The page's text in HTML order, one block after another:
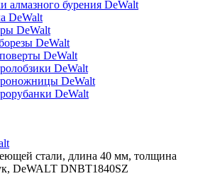
алмазного бурения DeWalt
DeWalt
DeWalt
DeWalt
DeWalt
DeWalt
DeWalt
DeWalt
стали, длина 40 мм, толщина
DeWALT DNBT1840SZ